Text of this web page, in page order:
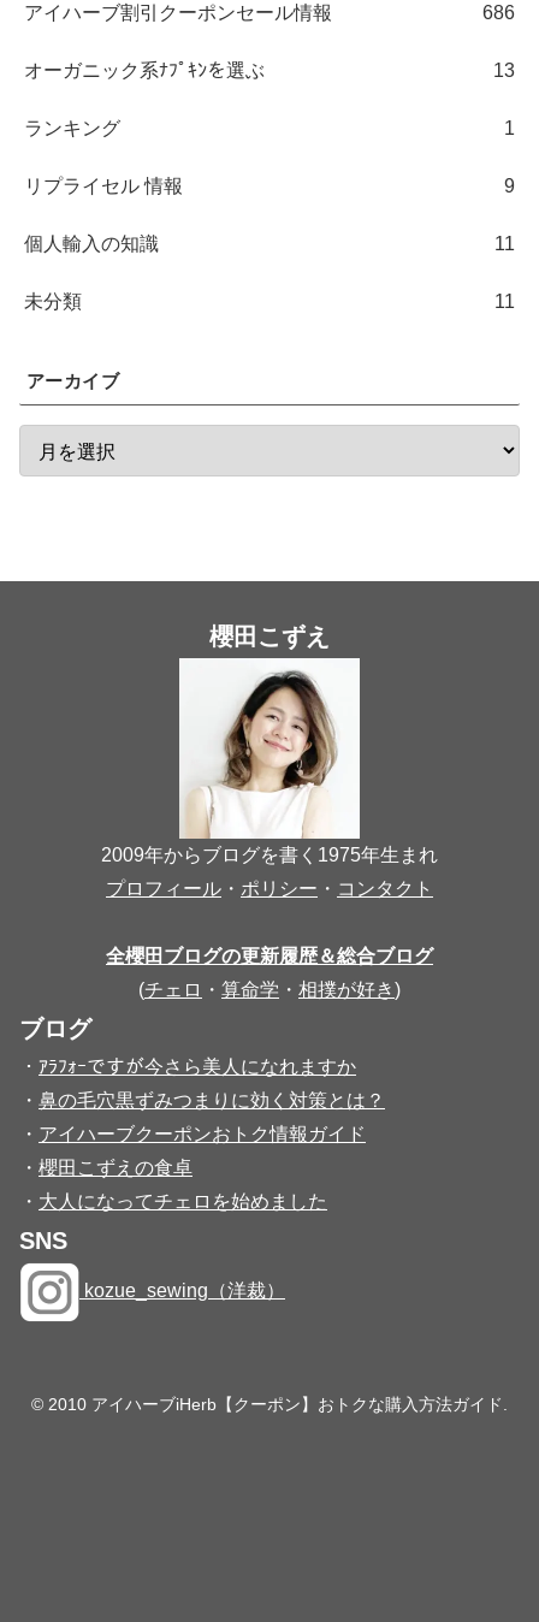
アイハーブ割引クーポンセール情報 686
オーガニック系ﾅﾌﾟｷﾝを選ぶ 13
ランキング 1
リプライセル 情報 9
個人輸入の知識 11
未分類 11
アーカイブ
櫻田こずえ
2009年からブログを書く1975年生まれ
プロフィール ・ ポリシー ・ コンタクト
全櫻田ブログの更新履歴＆総合ブログ
(チェロ ・ 算命学 ・ 相撲が好き)
ブログ
・ ｱﾗﾌｫｰですが今さら美人になれますか
・ 鼻の毛穴黒ずみつまりに効く対策とは？
・ アイハーブクーポンおトク情報ガイド
・ 櫻田こずえの食卓
・ 大人になってチェロを始めました
SNS
kozue_sewing（洋裁）
© 2010 アイハーブiHerb【クーポン】おトクな購入方法ガイド.